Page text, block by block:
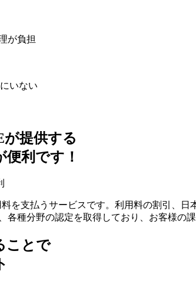
提供する
便利です！
を支払うサービスです。利用料の割引、
各種分野の認定を取得しており、お客様の
ことで